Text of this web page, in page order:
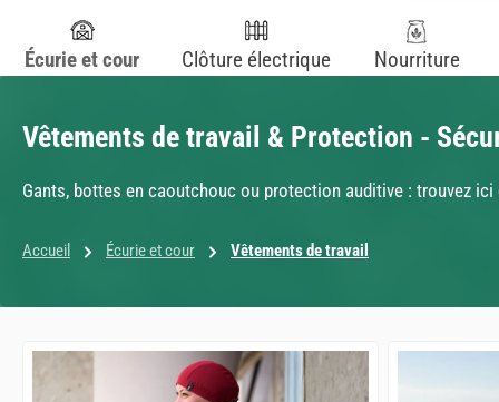
Écurie et cour Clôture électrique Nourriture
Vêtements de travail & Protection -
Gants, bottes en caoutchouc ou protection auditive : trouvez
Accueil Écurie et cour Vêtements de travail